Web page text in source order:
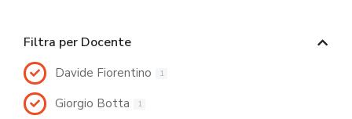
Filtra per Docente
Davide Fiorentino 1
Giorgio Botta 1